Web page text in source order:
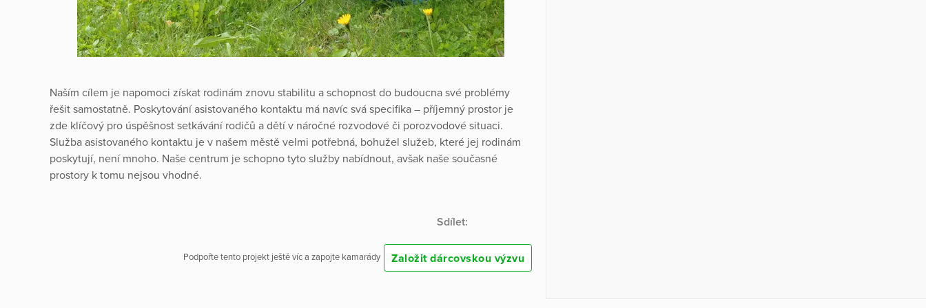
Naším cílem je napomoci získat rodinám znovu stabilitu a schopnost do budoucna své problémy
řešit samostatně. Poskytování asistovaného kontaktu má navíc svá specifika – příjemný prostor je
zde klíčový pro úspěšnost setkávání rodičů a dětí v náročné rozvodové či porozvodové situaci.
Služba asistovaného kontaktu je v našem městě velmi potřebná, bohužel služeb, které jej rodinám
poskytují, není mnoho. Naše centrum je schopno tyto služby nabídnout, avšak naše současné
prostory k tomu nejsou vhodné.
Sdílet:
Podpořte tento projekt ještě víc a zapojte kamarády Založit dárcovskou výzvu